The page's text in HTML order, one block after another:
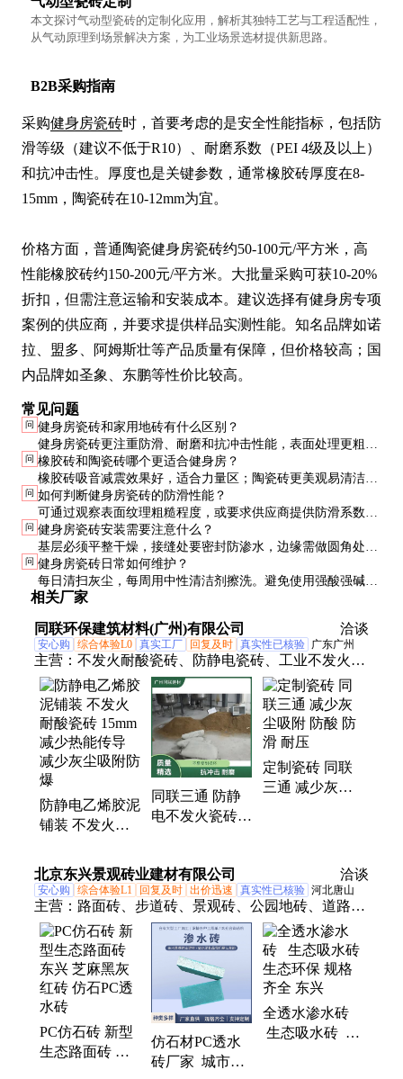
本文探讨气动型瓷砖的定制化应用，解析其独特工艺与工程适配性，
从气动原理到场景解决方案，为工业场景选材提供新思路。
B2B采购指南
采购健身房瓷砖时，首要考虑的是安全性能指标，包括防
滑等级（建议不低于R10）、耐磨系数（PEI 4级及以上）
和抗冲击性。厚度也是关键参数，通常橡胶砖厚度在8-
15mm，陶瓷砖在10-12mm为宜。
价格方面，普通陶瓷健身房瓷砖约50-100元/平方米，高
性能橡胶砖约150-200元/平方米。大批量采购可获10-20%
折扣，但需注意运输和安装成本。建议选择有健身房专项
案例的供应商，并要求提供样品实测性能。知名品牌如诺
拉、盟多、阿姆斯壮等产品质量有保障，但价格较高；国
内品牌如圣象、东鹏等性价比较高。
常见问题
问 健身房瓷砖和家用地砖有什么区别？
健身房瓷砖更注重防滑、耐磨和抗冲击性能，表面处理更粗
糙，厚度通常更大。家用地砖则更侧重美观和易清洁，防滑等
级相对较低。
问 橡胶砖和陶瓷砖哪个更适合健身房？
橡胶砖吸音减震效果好，适合力量区；陶瓷砖更美观易清洁，
适合有氧区和前台。预算充足可分区使用，预算有限建议选择
高性能橡胶砖全覆盖。
问 如何判断健身房瓷砖的防滑性能？
可通过观察表面纹理粗糙程度，或要求供应商提供防滑系数测
试报告。实际测试可在砖面倒水后踩踏感受，优质产品即使湿
滑也应保持良好摩擦力。
问 健身房瓷砖安装需要注意什么？
基层必须平整干燥，接缝处要密封防渗水，边缘需做圆角处
理。橡胶砖通常采用胶粘方式，陶瓷砖则需要专业铺贴。建议
由有健身房装修经验的施工队操作。
问 健身房瓷砖日常如何维护？
每日清扫灰尘，每周用中性清洁剂擦洗。避免使用强酸强碱清
洁剂，橡胶砖要防止油渍渗透。定期检查边缘和接缝处，发现
相关厂家
同联环保建筑材料(广州)有限公司 洽谈
安心购 综合体验L0 真实工厂 回复及时 真实性已核验 广东广州
主营： 不发火耐酸瓷砖、防静电瓷砖、工业不发火瓷
砖、定制不发火瓷砖、不发火瓷砖、耐酸不发火瓷
砖、防静电不发火瓷砖、耐酸瓷砖、防静电耐酸瓷
砖、防静电不发火耐酸瓷砖、不发火防腐瓷砖、防静
电砖瓷砖、防酸不发火防静电瓷砖、防爆瓷砖、不发
火防静电瓷砖、防静电地板
防静电乙烯胶泥
铺装 不发火耐
少热能传导 减
少灰尘吸附防爆
同联三通 防静
电不发火瓷砖
厂地面用
定制瓷砖 同联
三通 减少灰尘
北京东兴景观砖业建材有限公司 洽谈
安心购 综合体验L1 回复及时 出价迅速 真实性已核验 河北唐山
主营： 路面砖、步道砖、景观砖、公园地砖、道路侧
石、路沿石、透水仿石砖、条形水泥砖、花园铺路
砖、混凝土沟盖板、户外广场地砖、雨水检查井模
块、路边石、路牙石、仿石透水砖、透水砖、渗水
砖、路面渗水砖、防滑渗水砖、花园草坪砖、混凝土
渗水砖、草坪砖、混凝土模块、模块砖
PC仿石砖 新型
生态路面砖 东
仿石材PC透水
砖厂家 城市建
全透水渗水砖
生态吸水砖 生